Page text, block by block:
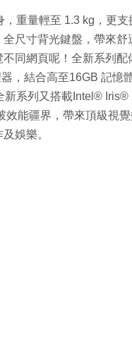
重量輕至 1.3 kg，更
尺寸背光鍵盤，帶來
同網頁呢！全新系列
，結合高至16GB 記憶
系列又搭載Intel® Iris®
能疆界，帶來頂級視
娛樂。